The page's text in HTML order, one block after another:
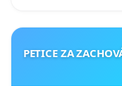
PETICE ZA